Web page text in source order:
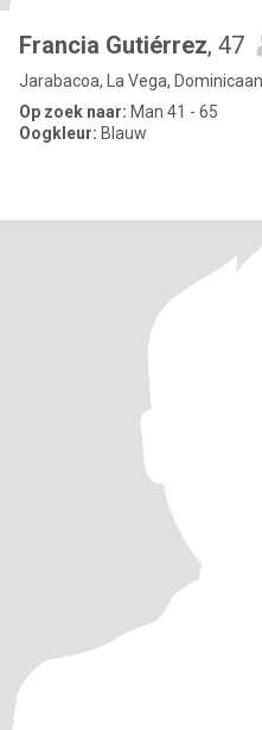
Francia Gutiérrez, 47
Jarabacoa, La Vega,
Op zoek naar: Man 41 - 65
Oogkleur: Blauw